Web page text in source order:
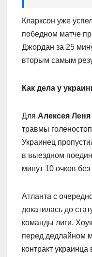
Кларксон уже
победном матче
Джордан за 25
вторым самым
Как дела у
Для Алексея Леня
травмы
Украинец
в выездном
минут 10 очков
Атланта с
докатилась до
команды лиги.
перед дедлайном
контракт украинца